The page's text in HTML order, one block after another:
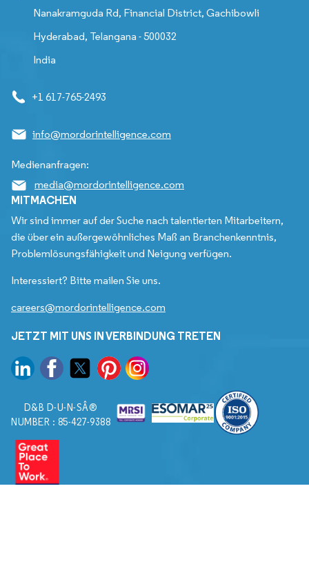
Nanakramguda Rd, Financial District, Gachibowli
Hyderabad, Telangana - 500032
India
+1 617-765-2493
info@mordorintelligence.com
Medienanfragen:
media@mordorintelligence.com
MITMACHEN
Wir sind immer auf der Suche nach talentierten Mitarbeitern,
die über ein außergewöhnliches Maß an Branchenkenntnis,
Problemlösungsfähigkeit und Neigung verfügen.
Interessiert? Bitte mailen Sie uns.
careers@mordorintelligence.com
JETZT MIT UNS IN VERBINDUNG TRETEN
D&B D-U-N-SÂ®
NUMBER : 85-427-9388